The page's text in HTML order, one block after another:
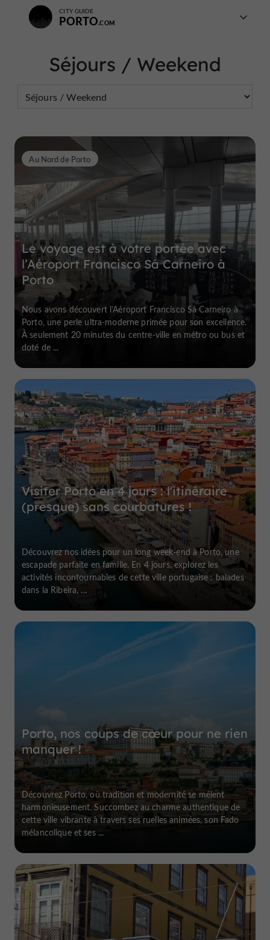
CITY GUIDE
PORTO
Séjours / Weekend
Le voyage est à votre portée avec
l’Aéroport Francisco Sá Carneiro à
Porto
Au Nord de Porto
Nous avons découvert l’Aéroport Francisco Sá Carneiro à
Porto, une perle ultra-moderne primée pour son excellence.
À seulement 20 minutes du centre-ville en métro ou bus et
doté de ...
Visiter Porto en 4 jours : l'itinéraire
(presque) sans courbatures !
Découvrez nos idées pour un long week-end à Porto, une
escapade parfaite en famille. En 4 jours, explorez les
activités incontournables de cette ville portugaise : balades
dans la Ribeira, ...
Porto, nos coups de cœur pour ne rien
manquer !
Découvrez Porto, où tradition et modernité se mêlent
harmonieusement. Succombez au charme authentique de
cette ville vibrante à travers ses ruelles animées, son Fado
mélancolique et ses ...